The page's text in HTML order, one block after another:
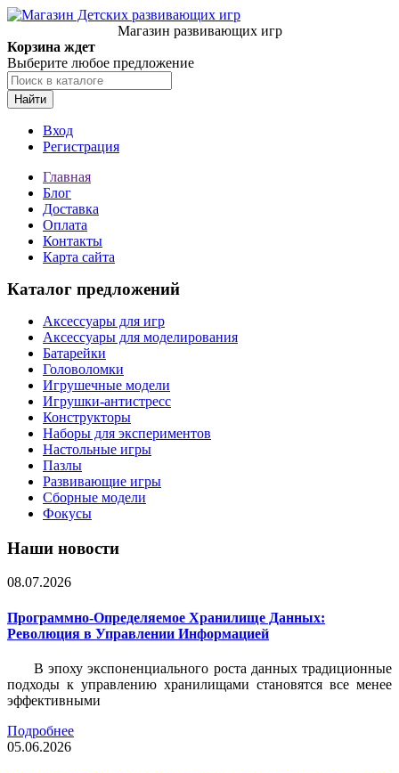
Магазин развивающих игр
Корзина ждет
Выберите любое предложение
Найти
Вход
Регистрация
Главная
Блог
Доставка
Оплата
Контакты
Карта сайта
Каталог предложений
Аксессуары для игр
Аксессуары для моделирования
Батарейки
Головоломки
Игрушечные модели
Игрушки-антистресс
Конструкторы
Наборы для экспериментов
Настольные игры
Пазлы
Развивающие игры
Сборные модели
Фокусы
Наши новости
08.07.2026
Программно-Определяемое Хранилище Данных:
Революция в Управлении Информацией
В эпоху экспоненциального роста данных традиционные
подходы к управлению хранилищами становятся все менее
эффективными
Подробнее
05.06.2026